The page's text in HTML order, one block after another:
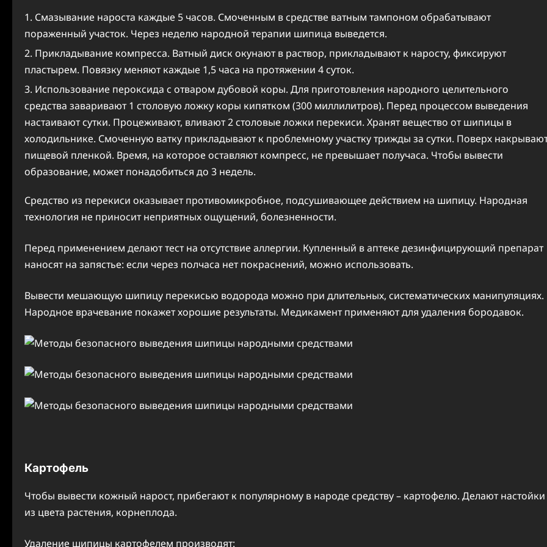
Смазывание нароста каждые 5 часов. Смоченным в средстве ватным тампоном обрабатывают
пораженный участок. Через неделю народной терапии шипица выведется.
Прикладывание компресса. Ватный диск окунают в раствор, прикладывают к наросту, фиксируют
пластырем. Повязку меняют каждые 1,5 часа на протяжении 4 суток.
Использование пероксида с отваром дубовой коры. Для приготовления народного целительного
средства заваривают 1 столовую ложку коры кипятком (300 миллилитров). Перед процессом выведения
настаивают сутки. Процеживают, вливают 2 столовые ложки перекиси. Хранят вещество от шипицы в
холодильнике. Смоченную ватку прикладывают к проблемному участку трижды за сутки. Поверх
пищевой пленкой. Время, на которое оставляют компресс, не превышает получаса. Чтобы вывести
образование, может понадобиться до 3 недель.
Средство из перекиси оказывает противомикробное, подсушивающее действием на шипицу. Народная
технология не приносит неприятных ощущений, болезненности.
Перед применением делают тест на отсутствие аллергии. Купленный в аптеке дезинфицирующий препарат
наносят на запястье: если через полчаса нет покраснений, можно использовать.
Вывести мешающую шипицу перекисью водорода можно при длительных, систематических манипуляциях.
Народное врачевание покажет хорошие результаты. Медикамент применяют для удаления бородавок.
Картофель
Чтобы вывести кожный нарост, прибегают к популярному в народе средству – картофелю. Делают настойки
из цвета растения, корнеплода.
Удаление шипицы картофелем производят: